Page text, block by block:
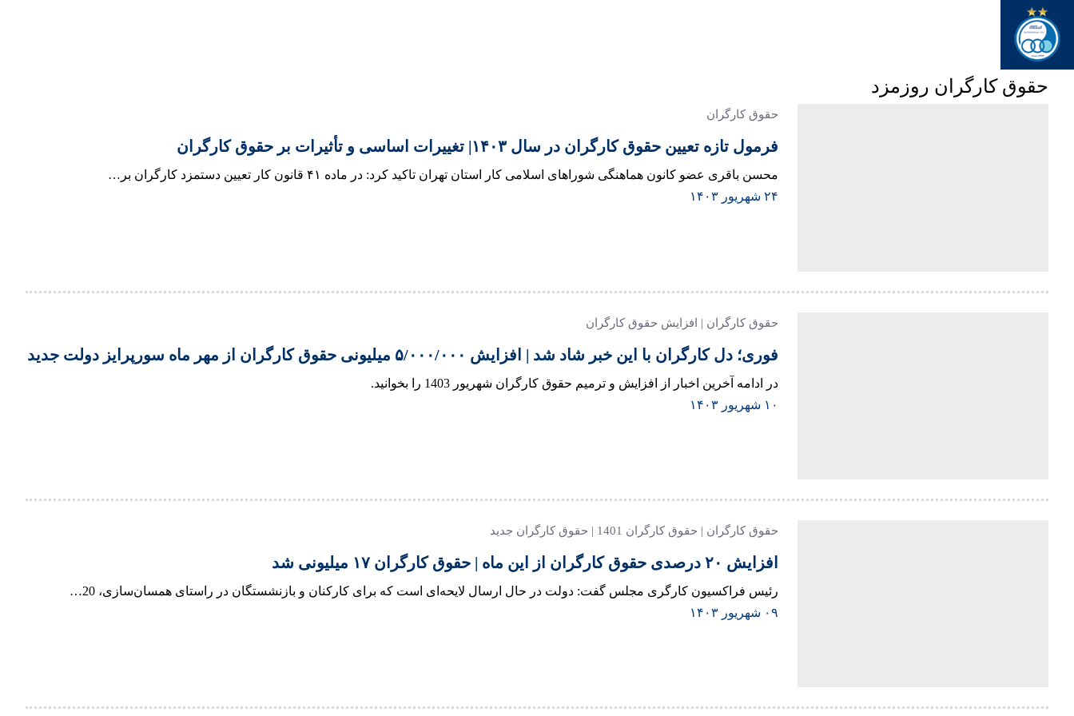
حقوق کارگران روزمزد
حقوق کارگران
فرمول تازه تعیین حقوق کارگران در سال ۱۴۰۳| تغییرات اساسی و تأثیرات بر حقوق کارگران
محسن باقری عضو کانون هماهنگی شوراهای اسلامی کار استان تهران تاکید کرد: در ماده ۴۱ قانون کار تعیین دستمزد کارگران بر…
۲۴ شهریور ۱۴۰۳
حقوق کارگران | افزایش حقوق کارگران
فوری؛ دل کارگران با این خبر شاد شد | افزایش ۵/۰۰۰/۰۰۰ میلیونی حقوق کارگران از مهر ماه سورپرایز دولت جدید
در ادامه آخرین اخبار از افزایش و ترمیم حقوق کارگران شهریور 1403 را بخوانید.
۱۰ شهریور ۱۴۰۳
حقوق کارگران | حقوق کارگران 1401 | حقوق کارگران جدید
افزایش ۲۰ درصدی حقوق کارگران از این ماه | حقوق کارگران ۱۷ میلیونی شد
رئیس فراکسیون کارگری مجلس گفت: دولت در حال ارسال لایحه‌ای است که برای کارکنان و بازنشستگان در راستای همسان‌سازی، 20…
۰۹ شهریور ۱۴۰۳